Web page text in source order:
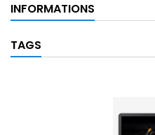
INFORMATIONS
TAGS